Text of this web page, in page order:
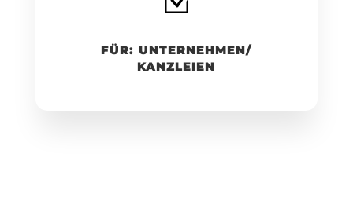
FÜR: UNTERNEHMEN/
KANZLEIEN